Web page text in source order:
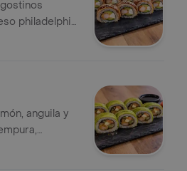
philadelphia,
crunch
anguila y
en